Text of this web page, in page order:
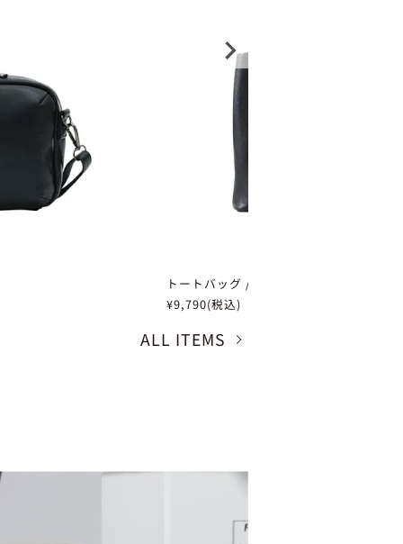
トートバッグ / portal
¥9,790(税込)
ALL ITEMS